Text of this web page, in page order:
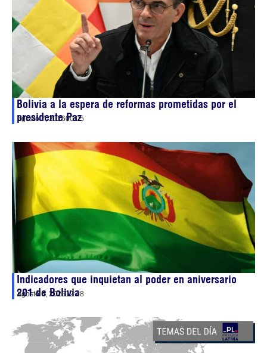
Bolivia a la espera de reformas prometidas por el
presidente Paz
agosto 7, 202600:05
Indicadores que inquietan al poder en aniversario
201 de Bolivia
agosto 6, 202612:48